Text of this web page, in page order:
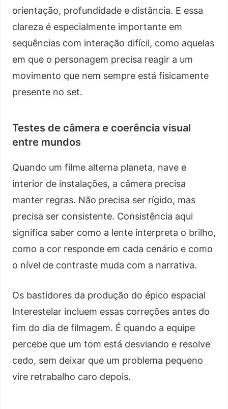
orientação, profundidade e distância. E essa
clareza é especialmente importante em
sequências com interação difícil, como aquelas
em que o personagem precisa reagir a um
movimento que nem sempre está fisicamente
presente no set.
Testes de câmera e coerência visual
entre mundos
Quando um filme alterna planeta, nave e
interior de instalações, a câmera precisa
manter regras. Não precisa ser rígido, mas
precisa ser consistente. Consistência aqui
significa saber como a lente interpreta o brilho,
como a cor responde em cada cenário e como
o nível de contraste muda com a narrativa.
Os bastidores da produção do épico espacial
Interestelar incluem essas correções antes do
fim do dia de filmagem. É quando a equipe
percebe que um tom está desviando e resolve
cedo, sem deixar que um problema pequeno
vire retrabalho caro depois.